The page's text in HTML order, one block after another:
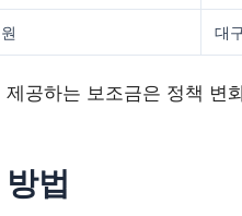
대
공하는 보조금은 정책 변
법